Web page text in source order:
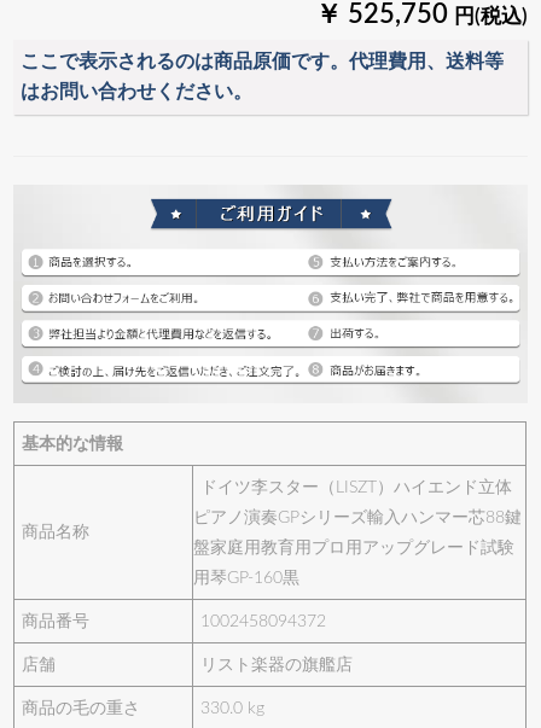
￥ 525,750 円(税込)
ここで表示されるのは商品原価です。代理費用、送料等
はお問い合わせください。
基本的な情報
商品名称
ドイツ李スター（LISZT）ハイエンド立体
ピアノ演奏GPシリーズ輸入ハンマー芯88鍵
盤家庭用教育用プロ用アップグレード試験
用琴GP-160黒
商品番号 1002458094372
店舗 リスト楽器の旗艦店
商品の毛の重さ 330.0 kg